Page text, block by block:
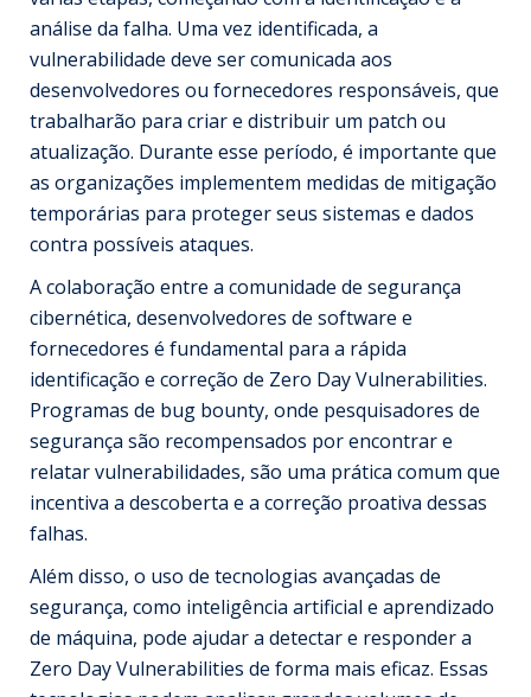
análise da falha. Uma vez identificada, a
vulnerabilidade deve ser comunicada aos
desenvolvedores ou fornecedores responsáveis, que
trabalharão para criar e distribuir um patch ou
atualização. Durante esse período, é importante que
as organizações implementem medidas de mitigação
temporárias para proteger seus sistemas e dados
contra possíveis ataques.
A colaboração entre a comunidade de segurança
cibernética, desenvolvedores de software e
fornecedores é fundamental para a rápida
identificação e correção de Zero Day Vulnerabilities.
Programas de bug bounty, onde pesquisadores de
segurança são recompensados por encontrar e
relatar vulnerabilidades, são uma prática comum que
incentiva a descoberta e a correção proativa dessas
falhas.
Além disso, o uso de tecnologias avançadas de
segurança, como inteligência artificial e aprendizado
de máquina, pode ajudar a detectar e responder a
Zero Day Vulnerabilities de forma mais eficaz. Essas